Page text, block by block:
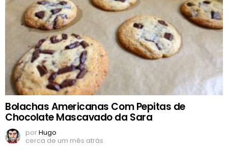
Bolachas Americanas Com Pepitas de
Chocolate Mascavado da Sara
porHugo
cerca de um mês atrás